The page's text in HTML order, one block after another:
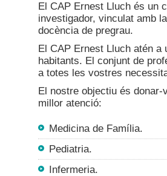
El CAP Ernest Lluch és un
investigador, vinculat amb
docència de pregrau.
El CAP Ernest Lluch atén a
habitants. El conjunt de
a totes les vostres
El nostre objectiu és
millor atenció:
Medicina de Família.
Pediatria.
Infermeria.